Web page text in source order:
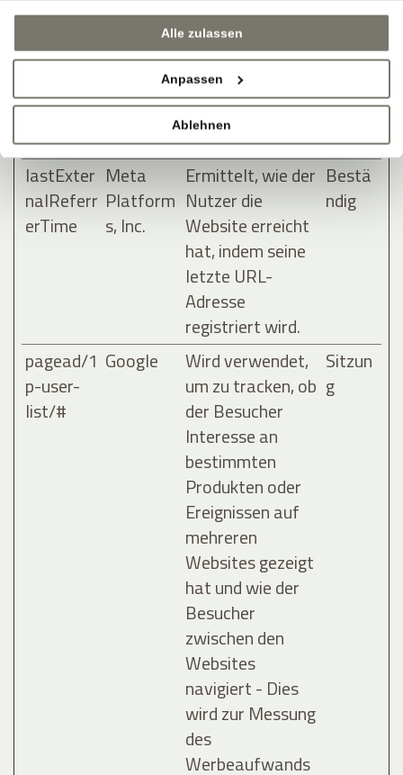
Alle zulassen
Anpassen
Ablehnen
nalReferr Platform Nutzer die
Website erreicht
hat, indem seine
letzte URL-
Adresse
registriert wird.
ndig
lastExter
nalReferr
erTime
Meta
Platform
s, Inc.
Ermittelt, wie der
Nutzer die
Website erreicht
hat, indem seine
letzte URL-
Adresse
registriert wird.
Bestä
ndig
pagead/1
p-user-
list/#
Google
Wird verwendet,
um zu tracken, ob
der Besucher
Interesse an
bestimmten
Produkten oder
Ereignissen auf
mehreren
Websites gezeigt
hat und wie der
Besucher
zwischen den
Websites
navigiert - Dies
wird zur Messung
des
Werbeaufwands
Sitzun
g